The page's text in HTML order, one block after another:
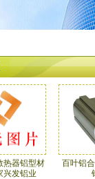
热器铝型材
兴发铝业
百叶铝